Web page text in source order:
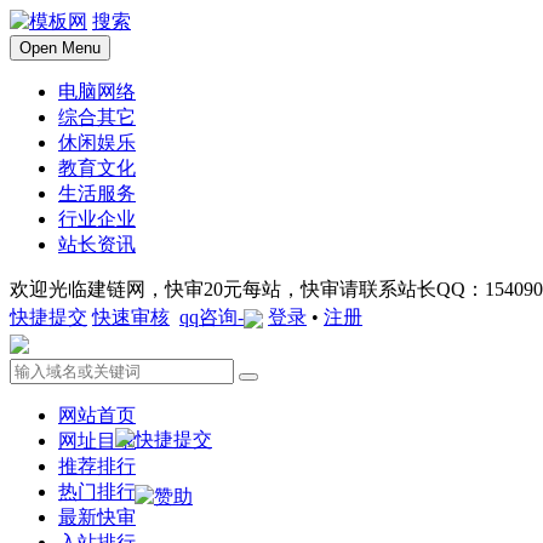
搜索
Open Menu
电脑网络
综合其它
休闲娱乐
教育文化
生活服务
行业企业
站长资讯
欢迎光临建链网，快审20元每站，快审请联系站长QQ：
快捷提交 快速审核 qq咨询- 登录 • 注册
网站首页
网址目录
推荐排行
热门排行
最新快审